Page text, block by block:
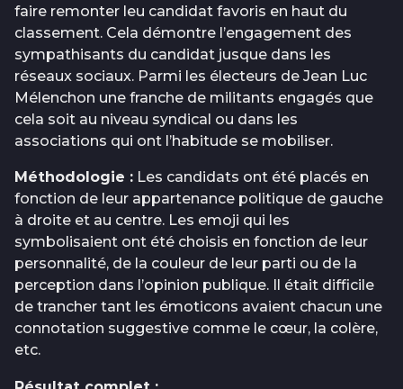
faire remonter leu candidat favoris en haut du
classement. Cela démontre l’engagement des
sympathisants du candidat jusque dans les
réseaux sociaux. Parmi les électeurs de Jean Luc
Mélenchon une franche de militants engagés que
cela soit au niveau syndical ou dans les
associations qui ont l’habitude se mobiliser.
Méthodologie : Les candidats ont été placés en
fonction de leur appartenance politique de gauche
à droite et au centre. Les emoji qui les
symbolisaient ont été choisis en fonction de leur
personnalité, de la couleur de leur parti ou de la
perception dans l’opinion publique. Il était difficile
de trancher tant les émoticons avaient chacun une
connotation suggestive comme le cœur, la colère,
etc.